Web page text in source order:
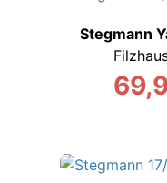
Stegmann